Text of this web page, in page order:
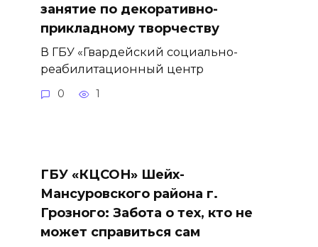
занятие по декоративно-
прикладному творчеству
В ГБУ «Гвардейский социально-
реабилитационный центр
0 1
ГБУ «КЦСОН» Шейх-
Мансуровского района г.
Грозного: Забота о тех, кто не
может справиться сам